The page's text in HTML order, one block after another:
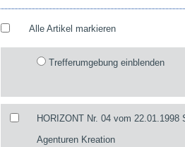
Alle Artikel markieren
Trefferumgebung einblenden
HORIZONT Nr. 04 vom 22.01.1998
Agenturen Kreation